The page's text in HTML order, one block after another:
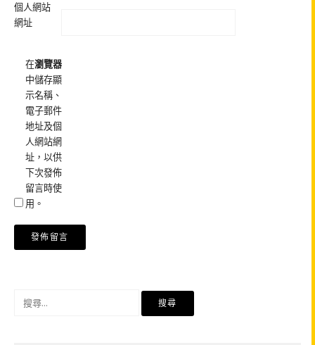
個人網站
網址
在瀏覽器
中儲存顯
示名稱、
電子郵件
地址及個
人網站網
址，以供
下次發佈
留言時使
用。